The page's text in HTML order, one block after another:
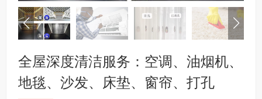
全屋深度清洁服务：空调、油烟机、
地毯、沙发、床垫、窗帘、打孔